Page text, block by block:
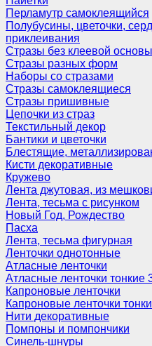
Перламутр самоклеящийся
Полубусины, цветочки,
приклеивания
Стразы без клеевой основы
Стразы разных форм
Наборы со стразами
Стразы самоклеящиеся
Стразы пришивные
Цепочки из страз
Текстильный декор
Бантики и цветочки
Блестящие,
Кисти декоративные
Кружево
Лента джутовая, из
Лента, тесьма с рисунком
Новый Год, Рождество
Пасха
Лента, тесьма фигурная
Ленточки однотонные
Атласные ленточки
Атласные ленточки тонкие
Капроновые ленточки
Капроновые ленточки
Нити декоративные
Помпоны и помпончики
Синель-шнуры